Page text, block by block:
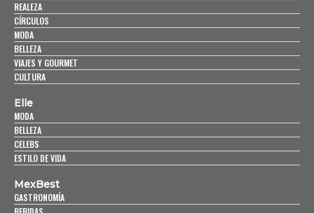
REALEZA
CÍRCULOS
MODA
BELLEZA
VIAJES Y GOURMET
CULTURA
Elle
MODA
BELLEZA
CELEBS
ESTILO DE VIDA
MexBest
GASTRONOMÍA